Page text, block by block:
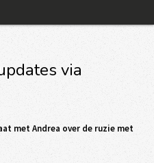
via
met Andrea over de ruzie met